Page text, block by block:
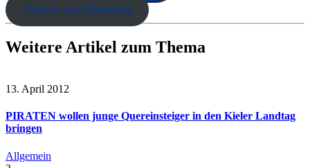
Zurück zur Übersicht
Weitere Artikel zum Thema
13. April 2012
PIRATEN wollen junge Quereinsteiger in den Kieler Landtag
bringen
Allgemein